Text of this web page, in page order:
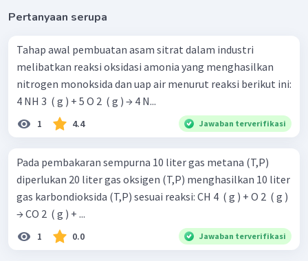
Pertanyaan serupa
Tahap awal pembuatan asam sitrat dalam industri
melibatkan reaksi oksidasi amonia yang menghasilkan
nitrogen monoksida dan uap air menurut reaksi berikut ini:
4 NH 3 ​ ( g ) + 5 O 2 ​ ( g ) → 4 N...
1 4.4 Jawaban terverifikasi
Pada pembakaran sempurna 10 liter gas metana (T,P)
diperlukan 20 liter gas oksigen (T,P) menghasilkan 10 liter
gas karbondioksida (T,P) sesuai reaksi: CH 4 ​ ( g ) + O 2 ​ ( g )
→ CO 2 ​ ( g ) + ...
1 0.0 Jawaban terverifikasi